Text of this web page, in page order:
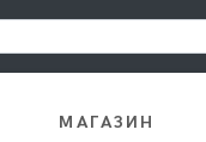
МАГАЗИН